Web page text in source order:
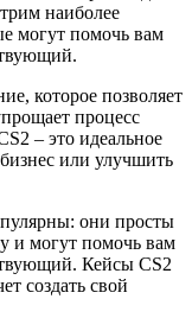
наиболее
могут помочь вам
которое позволяет
процесс
– это идеальное
или улучшить
они просты
и могут помочь вам
Кейсы CS2
создать свой